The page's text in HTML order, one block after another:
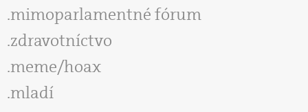
mimoparlamentné fórum
zdravotníctvo
meme/hoax
mladí